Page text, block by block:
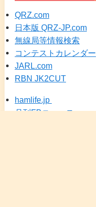
QRZ.com
日本版 QRZ-JP.com
無線局等情報検索
コンテストカレンダー
JARL.com
RBN JK2CUT
hamlife.jp
月刊FBニュース